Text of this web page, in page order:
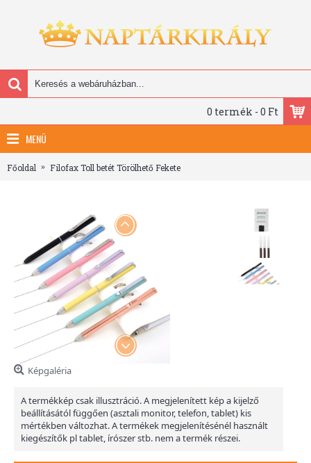
0 termék - 0 Ft
MENÜ
Főoldal Filofax Toll betét Törölhető Fekete
Képgaléria
A termékkép csak illusztráció. A megjelenített kép a kijelző
beállításától függően (asztali monitor, telefon, tablet) kis
mértékben változhat. A termékek megjelenítésénél használt
kiegészítők pl tablet, írószer stb. nem a termék részei.